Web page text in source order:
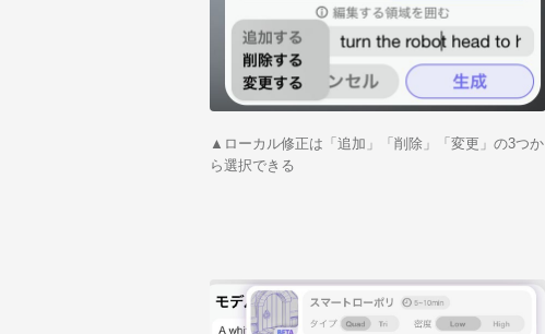
▲ローカル修正は「追加」「削除」「変更」の3つか
ら選択できる